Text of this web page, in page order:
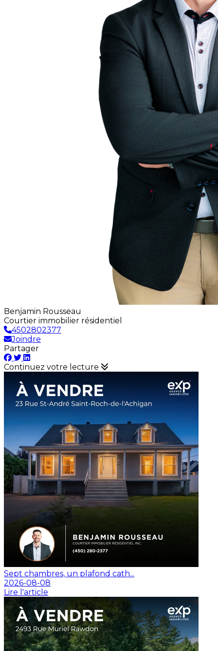
Benjamin Rousseau
Courtier immobilier résidentiel
4502802377
Joindre
Partager
Continuez votre lecture
Sept chambres, un plafond cath...
2026-08-08
Lire l'article